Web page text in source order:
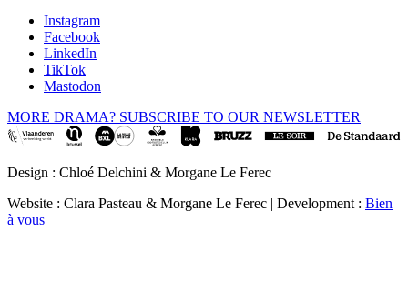
Instagram
Facebook
LinkedIn
TikTok
Mastodon
MORE DRAMA? SUBSCRIBE TO OUR NEWSLETTER
Design : Chloé Delchini & Morgane Le Ferec
Website : Clara Pasteau & Morgane Le Ferec | Development : Bien
à vous